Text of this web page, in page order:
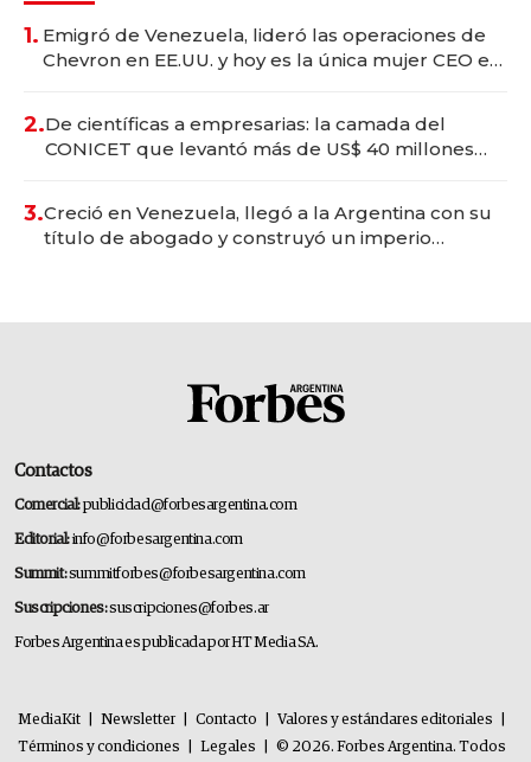
1. Emigró de Venezuela, lideró las operaciones de
Chevron en EE.UU. y hoy es la única mujer CEO en
2.De científicas a empresarias: la camada del
CONICET que levantó más de US$ 40 millones
3.Creció en Venezuela, llegó a la Argentina con su
título de abogado y construyó un imperio
Contactos
Comercial:publicidad@forbesargentina.com
Editorial:info@forbesargentina.com
Summit:summitforbes@forbesargentina.com
Suscripciones:suscripciones@forbes.ar
Forbes Argentina es publicada por HT Media SA.
MediaKit Newsletter Contacto Valores y estándares editoriales
Términos y condiciones
Legales © 2026. Forbes Argentina. Todos